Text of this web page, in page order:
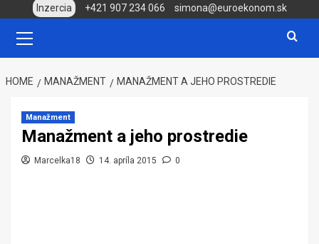
content
Inzercia +421 907 234 066
simona@euroekonom.sk
Menu
HOME MANAŽMENT MANAŽMENT A JEHO PROSTREDIE
Manažment
Manažment a jeho prostredie
Marcelka18 14. apríla 2015 0